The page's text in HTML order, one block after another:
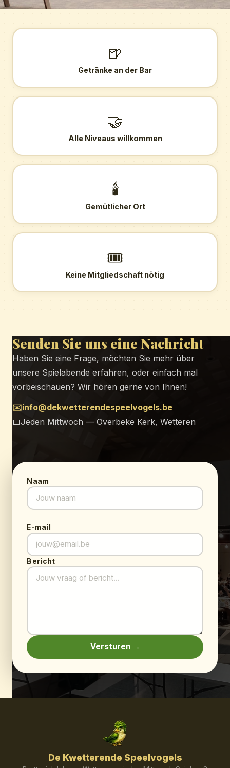
🍺
Getränke an der Bar
🤝
Alle Niveaus willkommen
🕯️
Gemütlicher Ort
🎟️
Keine Mitgliedschaft nötig
Senden Sie uns eine Nachricht
Haben Sie eine Frage, möchten Sie mehr über
unsere Spielabende erfahren, oder einfach mal
vorbeischauen? Wir hören gerne von Ihnen!
✉️info@dekwetterendespeelvogels.be
📅Jeden Mittwoch — Overbeke Kerk, Wetteren
Naam
E-mail
Bericht
Versturen →
De Kwetterende Speelvogels